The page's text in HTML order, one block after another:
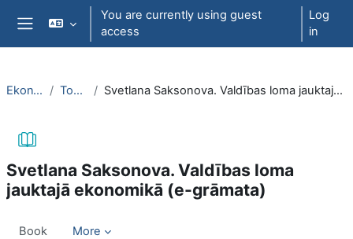
Skip to main content
You are currently using guest
access
Log
in
EkonT000 Topic 25 Svetlana Saksonova. Valdības loma jauktajā ekonomikā (e-grāmata)
Svetlana Saksonova. Valdības loma
jauktajā ekonomikā (e-grāmata)
Book More